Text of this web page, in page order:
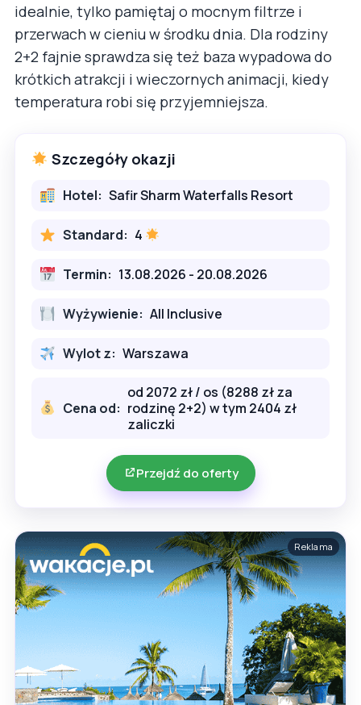
idealnie, tylko pamiętaj o mocnym filtrze i
przerwach w cieniu w środku dnia. Dla rodziny
2+2 fajnie sprawdza się też baza wypadowa do
krótkich atrakcji i wieczornych animacji, kiedy
temperatura robi się przyjemniejsza.
Szczegóły okazji
Hotel: Safir Sharm Waterfalls Resort
Standard: 4
Termin: 13.08.2026 - 20.08.2026
Wyżywienie: All Inclusive
Wylot z: Warszawa
Cena od:
od 2072 zł / os (8288 zł za
rodzinę 2+2) w tym 2404 zł
zaliczki
Przejdź do oferty
Reklama